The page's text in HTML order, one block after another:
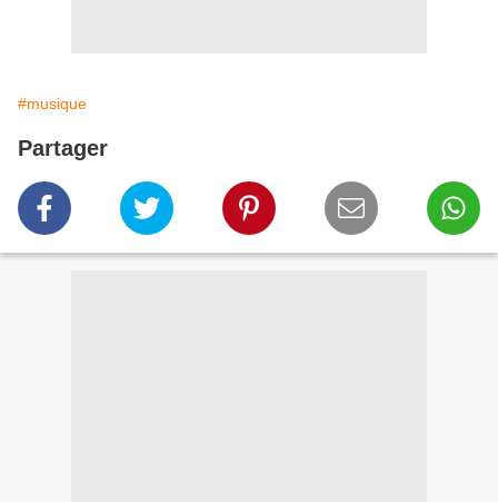
#musique
Partager